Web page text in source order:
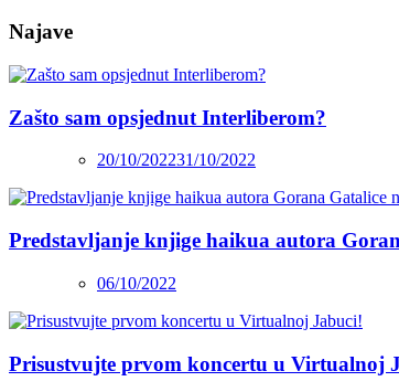
Najave
Zašto sam opsjednut Interliberom?
20/10/202231/10/2022
Predstavljanje knjige haikua autora
06/10/2022
Prisustvujte prvom koncertu u Virtualnoj